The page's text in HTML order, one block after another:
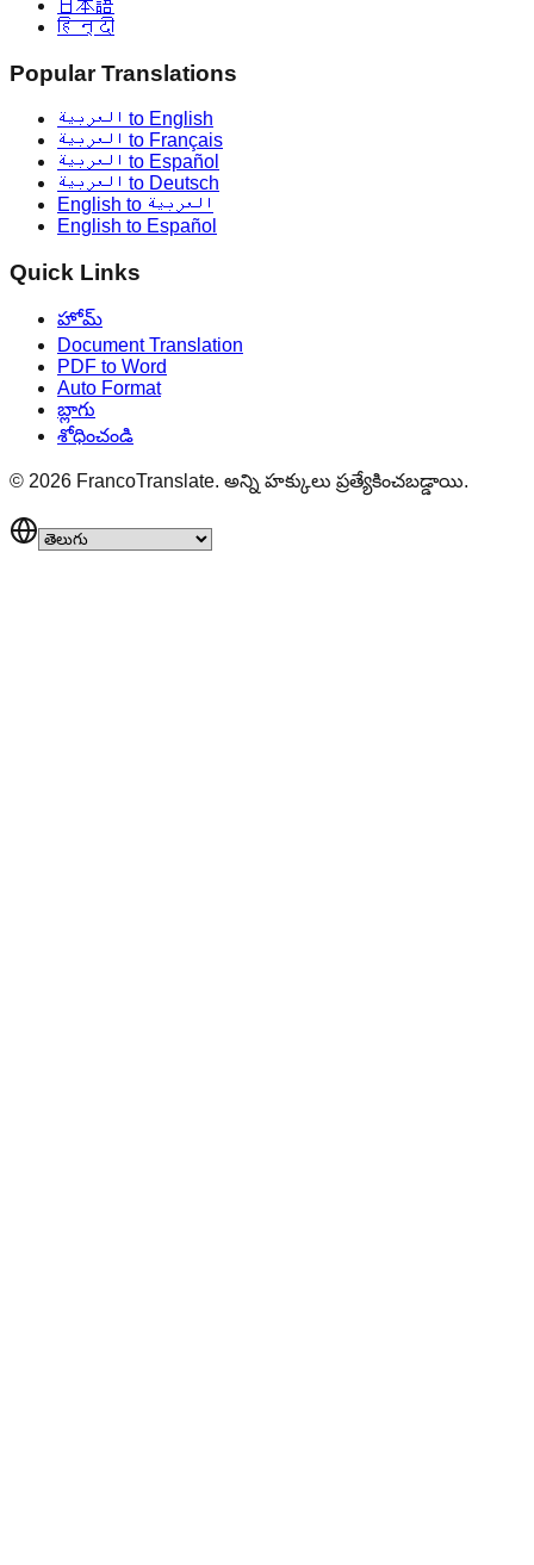
日本語
हिन्दी
Popular Translations
العربية to English
العربية to Français
العربية to Español
العربية to Deutsch
English to العربية
English to Español
Quick Links
హోమ్
Document Translation
PDF to Word
Auto Format
బ్లాగు
శోధించండి
© 2026 FrancoTranslate. అన్ని హక్కులు ప్రత్యేకించబడ్డాయి.